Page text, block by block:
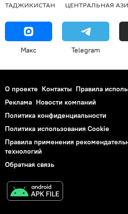
ТАДЖИКИСТАН ЦЕНТРАЛЬНАЯ
Макс Telegram
О проекте Контакты Правила
Реклама Новости компаний
Политика конфиденциальности
Политика использования Cookie
Правила применения
технологий
Обратная связь